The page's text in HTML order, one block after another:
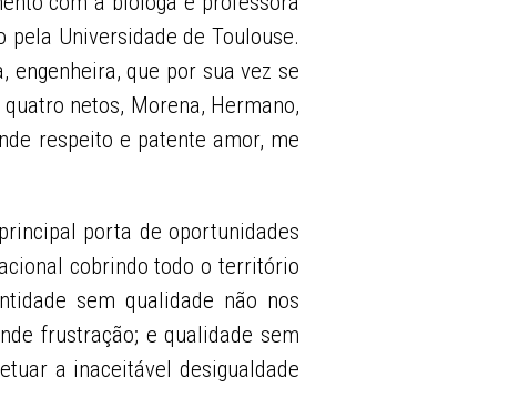
pela Universidade de Toulouse.
engenheira, que por sua vez se
netos, Morena, Hermano,
respeito e patente amor, me
porta de oportunidades
cobrindo todo o território
sem qualidade não nos
frustração; e qualidade sem
a inaceitável desigualdade